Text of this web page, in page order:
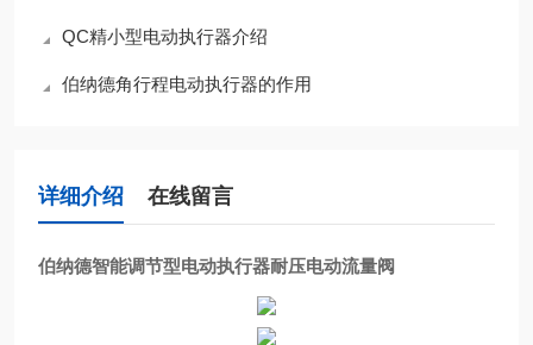
QC精小型电动执行器介绍
伯纳德角行程电动执行器的作用
详细介绍 在线留言
伯纳德智能调节型电动执行器耐压电动流量阀